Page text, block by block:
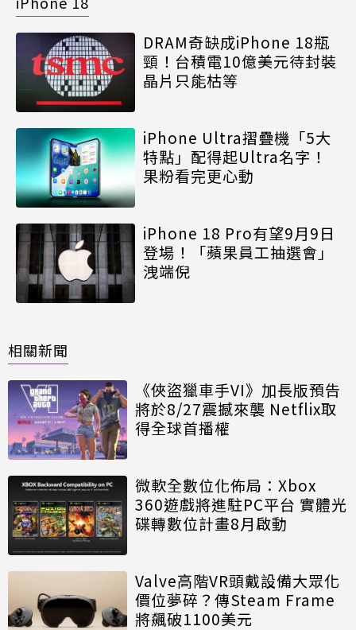
DRAM奇缺成iPhone 18瓶
頸！台積電10億美元待封裝
晶片只能枯等
iPhone Ultra摺疊機「5大
特點」配得起Ultra名字！
果粉看完更心動
iPhone 18 Pro有望9月9日
登場！「蘋果員工抽選會」
洩端倪
相關新聞
《俠盜獵車手VI》加長版預告
將於8/27震撼來襲 Netflix取
得全球首播權
微軟全數位化佈局：Xbox
360遊戲將進駐PC平台 實體光
碟轉數位計畫8月啟動
Valve高階VR頭戴設備大眾化
價位夢碎？傳Steam Frame
將飆破1100美元